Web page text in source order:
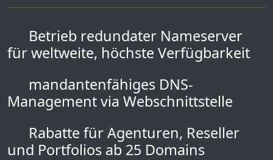
Betrieb redundater Nameserver
für weltweite, höchste Verfügbarkeit
mandantenfähiges DNS-
Management via Webschnittstelle
Rabatte für Agenturen, Reseller
und Portfolios ab 25 Domains